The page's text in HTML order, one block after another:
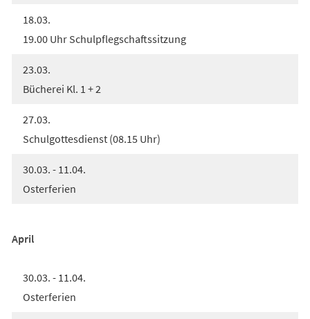
18.03.
19.00 Uhr Schulpflegschaftssitzung
23.03.
Bücherei Kl. 1 + 2
27.03.
Schulgottesdienst (08.15 Uhr)
30.03. - 11.04.
Osterferien
April
30.03. - 11.04.
Osterferien